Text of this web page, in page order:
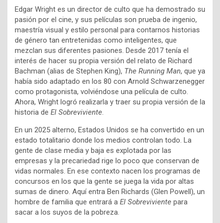
Edgar Wright es un director de culto que ha demostrado su
pasión por el cine, y sus películas son prueba de ingenio,
maestría visual y estilo personal para contarnos historias
de género tan entretenidas como inteligentes, que
mezclan sus diferentes pasiones. Desde 2017 tenía el
interés de hacer su propia versión del relato de Richard
Bachman (alias de Stephen King), The Running Man, que ya
había sido adaptado en los 80 con Arnold Schwarzenegger
como protagonista, volviéndose una película de culto.
Ahora, Wright logró realizarla y traer su propia versión de la
historia de El Sobreviviente.
En un 2025 alterno, Estados Unidos se ha convertido en un
estado totalitario donde los medios controlan todo. La
gente de clase media y baja es explotada por las
empresas y la precariedad rige lo poco que conservan de
vidas normales. En ese contexto nacen los programas de
concursos en los que la gente se juega la vida por altas
sumas de dinero. Aquí entra Ben Richards (Glen Powell), un
hombre de familia que entrará a El Sobreviviente para
sacar a los suyos de la pobreza.